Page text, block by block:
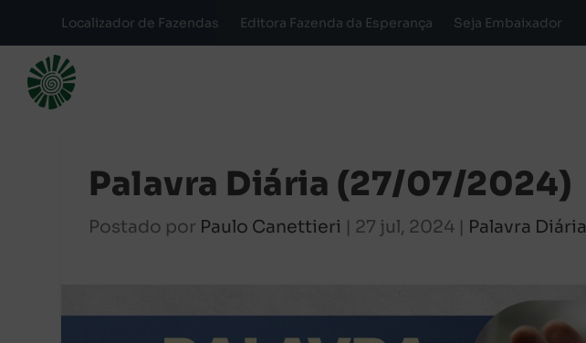
Localizador de Fazendas Editora Fazenda da Esperança Seja Embaixador
Palavra Diária (27/07/2024)
Postado por Paulo Canettieri | 27 jul, 2024 | Palavra Diária